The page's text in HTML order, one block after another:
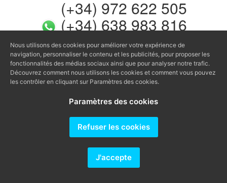
(+34) 972 622 505
(+34) 638 983 816
info@agenciaavi.cat
Nous utilisons des cookies pour améliorer votre expérience de
navigation, personnaliser le contenu et les publicités, pour proposer les
fonctionnalités des médias sociaux ainsi que pour analyser notre trafic.
Découvrez comment nous utilisons les cookies et comment vous pouvez
les contrôler en cliquant sur Paramètres des cookies.
Paramètres des cookies
Refuser les cookies
J'accepte